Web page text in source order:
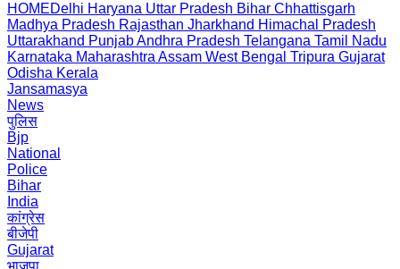
HOMEDelhi Haryana Uttar Pradesh Bihar Chhattisgarh
Madhya Pradesh Rajasthan Jharkhand Himachal Pradesh
Uttarakhand PunjabAndhra Pradesh Telangana Tamil Nadu
Karnataka Maharashtra Assam West Bengal Tripura Gujarat
Odisha Kerala
Jansamasya
News
पुलिस
Bjp
National
Police
Bihar
India
कांग्रेस
बीजेपी
Gujarat
भाजपा